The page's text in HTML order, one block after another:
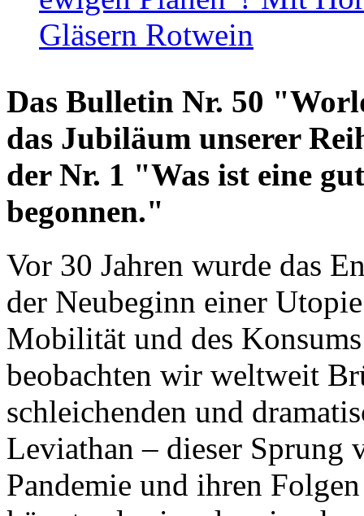
Gläsern Rotwein
Das Bulletin Nr. 50
das Jubiläum unserer
der Nr. 1 "Was ist eine
begonnen."
Vor 30 Jahren wurde das
der Neubeginn einer
Mobilität und des
beobachten wir weltweit
schleichenden und
Leviathan – dieser Sprung
Pandemie und ihren